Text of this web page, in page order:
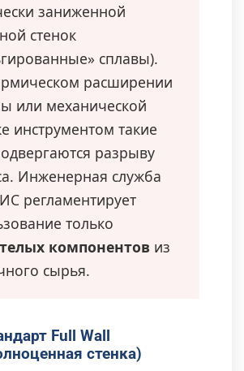
заниженной
стенок
сплавы).
расширении
или механической
инструментом такие
разрыву
Инженерная служба
регламентирует
только
компонентов из
сырья.
Full Wall
стенка)